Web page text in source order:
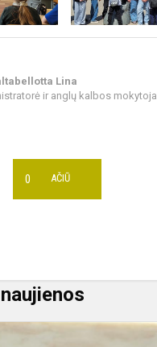
Lina
ir anglų kalbos mokytoja
AČIŪ
0